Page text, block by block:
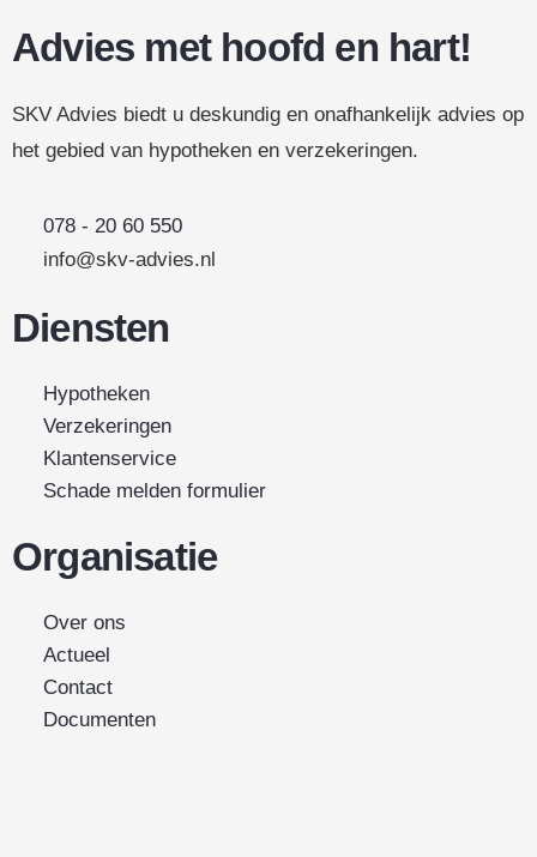
Advies met hoofd en hart!
SKV Advies biedt u deskundig en onafhankelijk advies op
het gebied van hypotheken en verzekeringen.
078 - 20 60 550
info@skv-advies.nl
Diensten
Hypotheken
Verzekeringen
Klantenservice
Schade melden formulier
Organisatie
Over ons
Actueel
Contact
Documenten